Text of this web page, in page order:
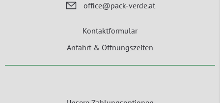
office@pack-verde.at
Kontaktformular
Anfahrt & Öffnungszeiten